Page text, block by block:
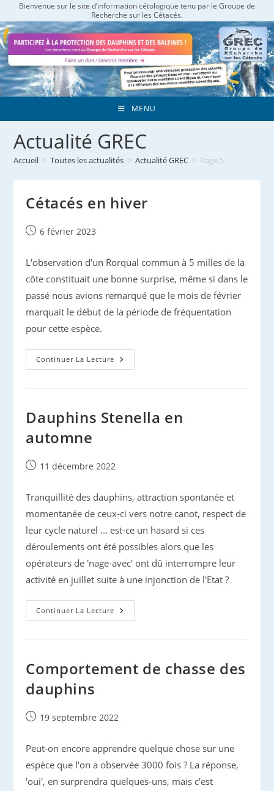
to
content
Bienvenue sur le site d’information cétologique tenu par le Groupe de
Recherche sur les Cétacés.
MENU
Actualité GREC
Accueil > Toutes les actualités > Actualité GREC > Page 5
Cétacés en hiver
Publication
6 février 2023
L'observation d'un Rorqual commun à 5 milles de la
côte constituait une bonne surprise, même si dans le
passé nous avions remarqué que le mois de février
marquait le début de la période de fréquentation
pour cette espèce.
Continuer La Lecture Cétacés
En
Dauphins Stenella en
automne
Publication
11 décembre 2022
Tranquillité des dauphins, attraction spontanée et
momentanée de ceux-ci vers notre canot, respect de
leur cycle naturel ... est-ce un hasard si ces
déroulements ont été possibles alors que les
opérateurs de 'nage-avec' ont dû interrompre leur
activité en juillet suite à une injonction de l'Etat ?
Continuer La Lecture Dauphins
Stenella
Comportement de chasse des
dauphins
Publication
19 septembre 2022
Peut-on encore apprendre quelque chose sur une
espèce que l'on a observée 3000 fois ? La réponse,
'oui', en surprendra quelques-uns, mais c'est